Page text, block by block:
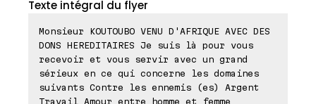
Texte intégral du flyer
Monsieur KOUTOUBO VENU D'AFRIQUE AVEC DES
DONS HEREDITAIRES Je suis là pour vous
recevoir et vous servir avec un grand
sérieux en ce qui concerne les domaines
suivants Contre les ennemis (es) Argent
Travail Amour entre homme et femme